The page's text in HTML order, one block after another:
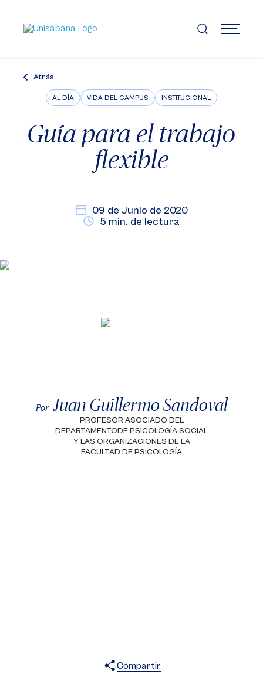
contenido
principal
MENÚ
Atrás
AL DÍA VIDA DEL CAMPUS INSTITUCIONAL
Guía para el trabajo
flexible
09 de Junio de 2020
5 min. de lectura
Por Juan Guillermo Sandoval
PROFESOR ASOCIADO DEL
DEPARTAMENTODE PSICOLOGÍA SOCIAL
Y LAS ORGANIZACIONES DE LA
FACULTAD DE PSICOLOGÍA
Compartir